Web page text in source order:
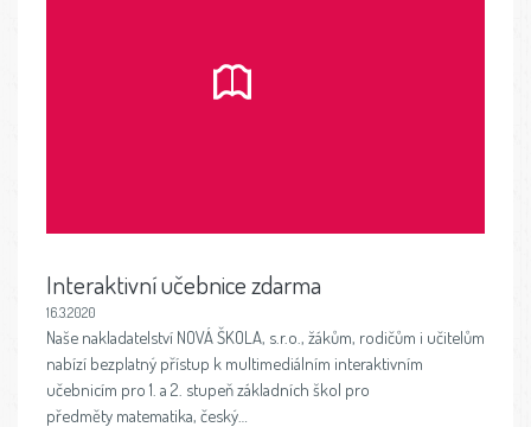
Interaktivní učebnice zdarma
16.3.2020
Naše nakladatelství NOVÁ ŠKOLA, s.r.o., žákům, rodičům i učitelům
nabízí bezplatný přístup k multimediálním interaktivním
učebnicím pro 1. a 2. stupeň základních škol pro
předměty matematika, český…